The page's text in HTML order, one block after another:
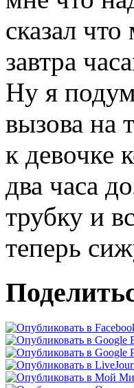
сказал
завтра
Ну я
вызова на
к девочке
два часа
трубку и
теперь